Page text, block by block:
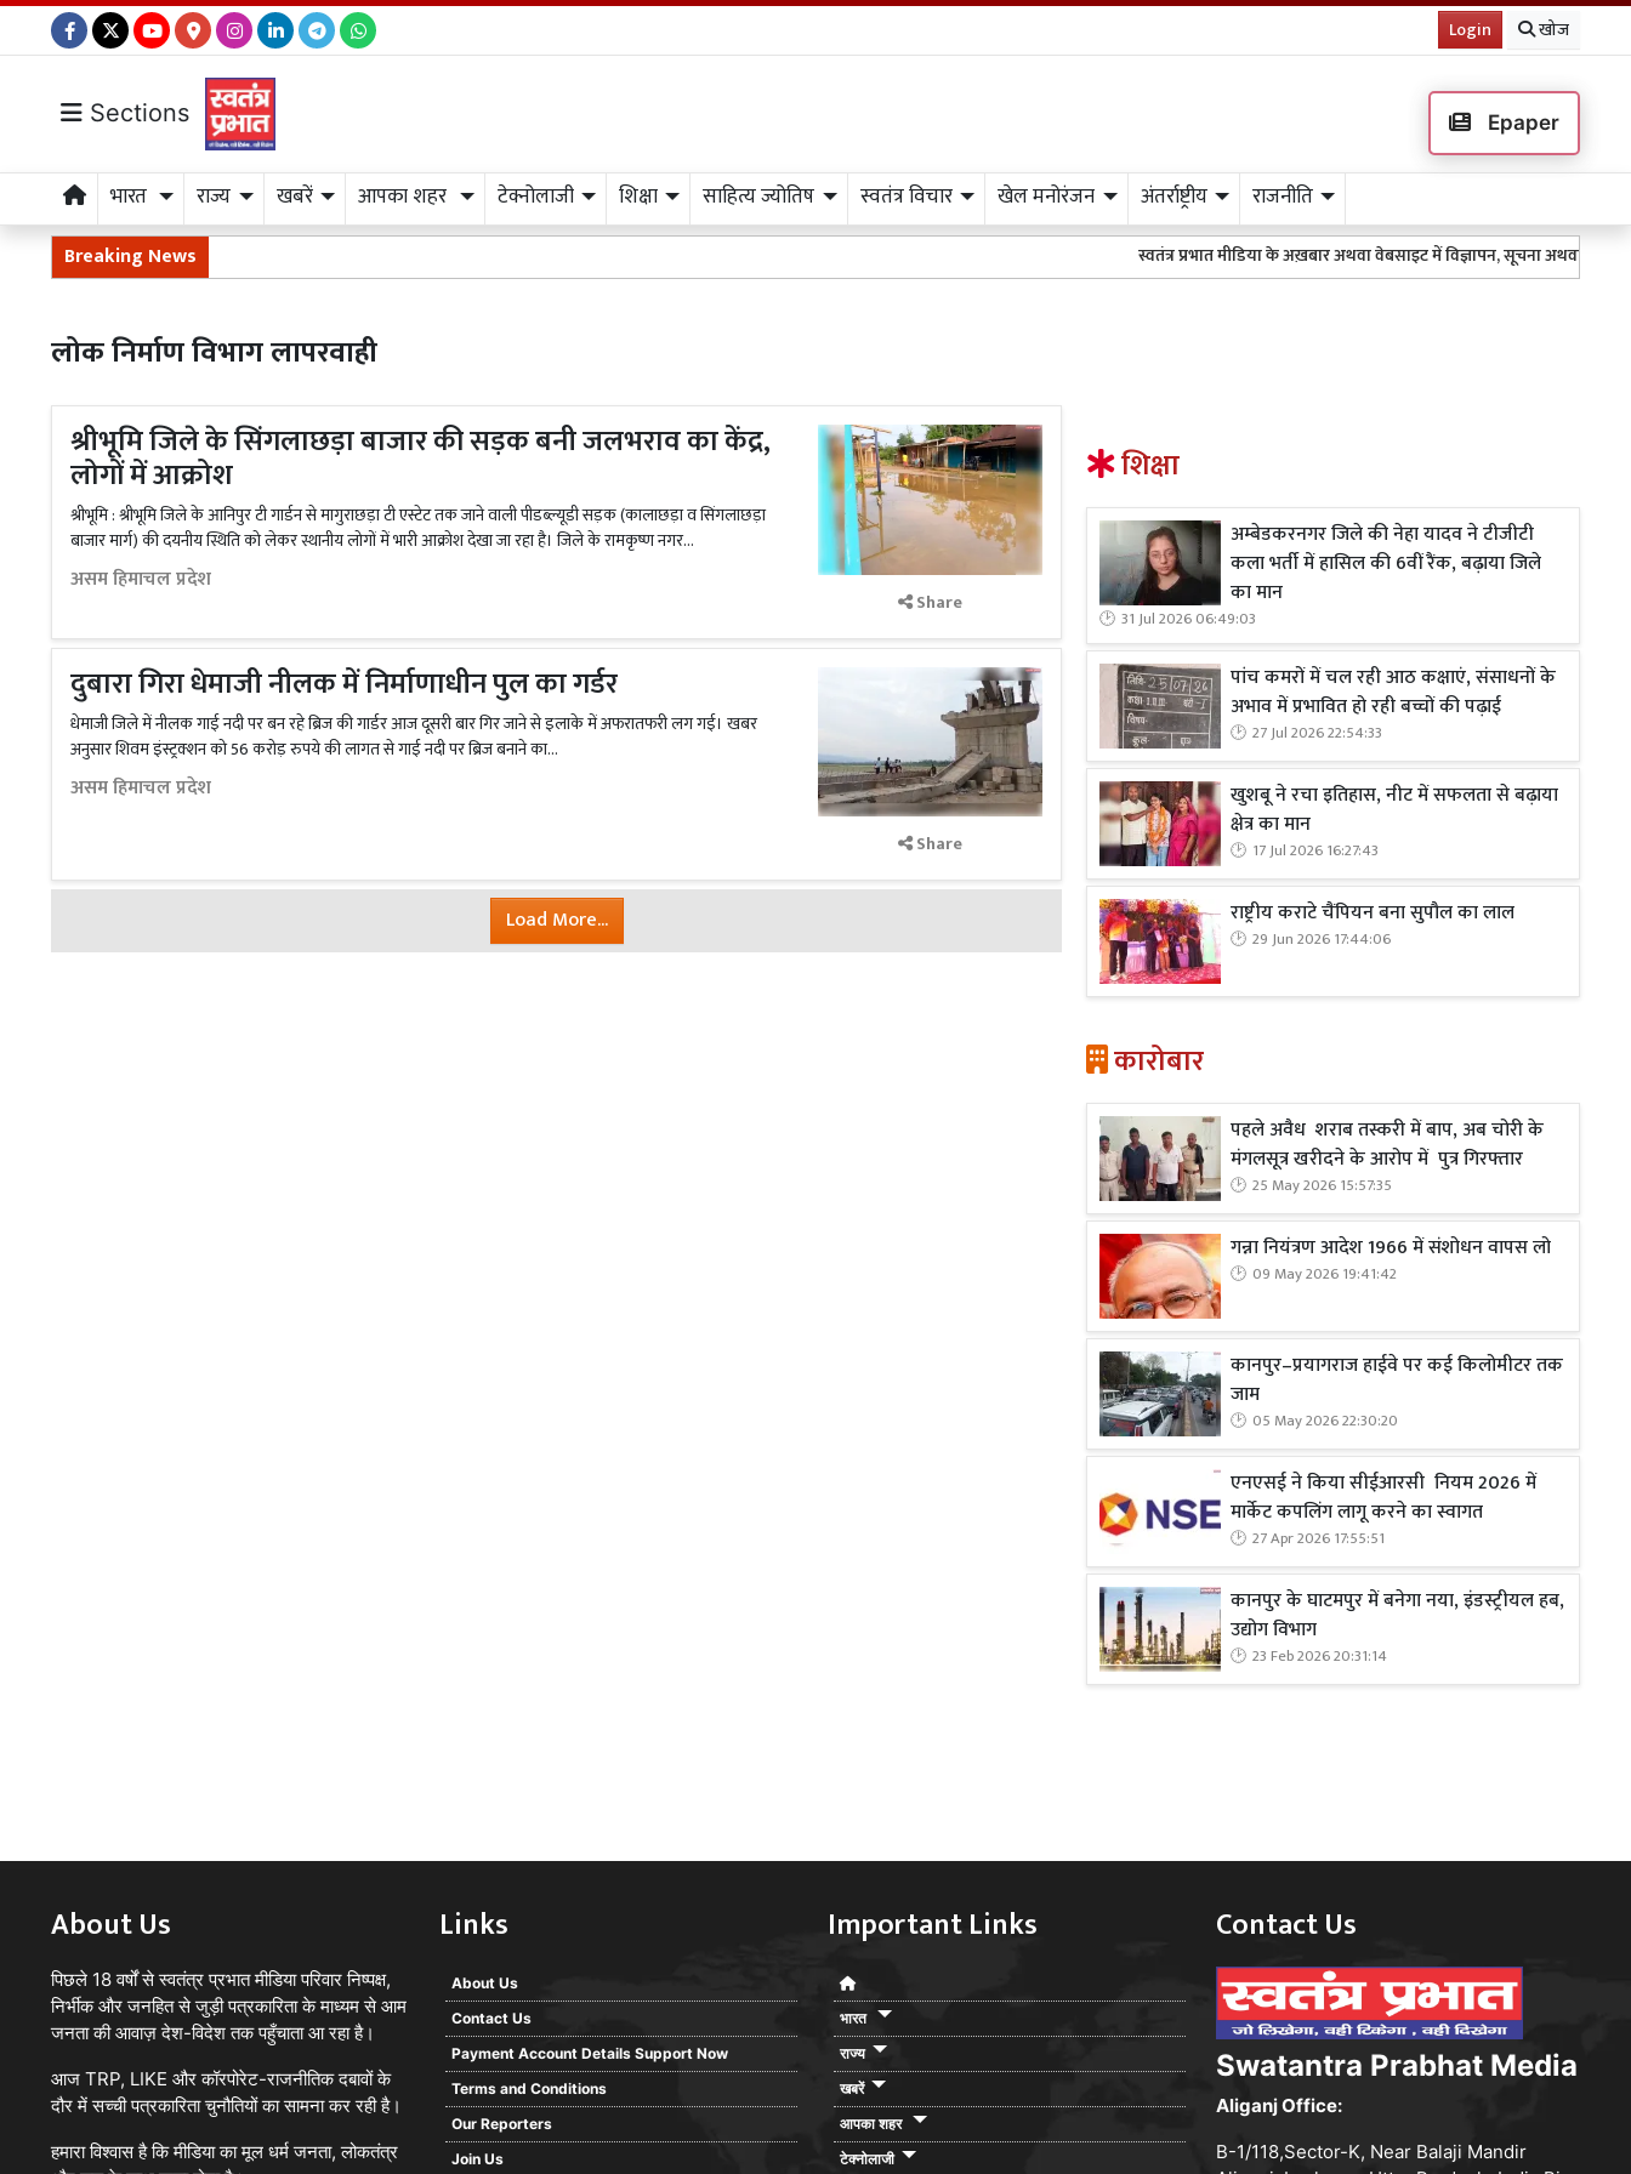
Login खोज
Sections Epaper
भारत राज्य खबरें आपका शहर टेक्नोलाजी शिक्षा साहित्य ज्योतिष स्वतंत्र विचार खेल मनोरंजन अंतर्राष्ट्रीय राजनीति
Breaking News स्वतंत्र प्रभात मीडिया के अख़बार अथवा वेबसाइट में विज्ञापन, सूचना अथवा किसी भी
लोक निर्माण विभाग लापरवाही
श्रीभूमि जिले के सिंगलाछड़ा बाजार की सड़क बनी जलभराव का केंद्र,
लोगों में आक्रोश
श्रीभूमि : श्रीभूमि जिले के आनिपुर टी गार्डन से मागुराछड़ा टी एस्टेट तक जाने वाली पीडब्ल्यूडी सड़क (कालाछड़ा व सिंगलाछड़ा
बाजार मार्ग) की दयनीय स्थिति को लेकर स्थानीय लोगों में भारी आक्रोश देखा जा रहा है। जिले के रामकृष्ण नगर...
असम हिमाचल प्रदेश
Share
दुबारा गिरा धेमाजी नीलक में निर्माणाधीन पुल का गर्डर
धेमाजी जिले में नीलक गाई नदी पर बन रहे ब्रिज की गार्डर आज दूसरी बार गिर जाने से इलाके में अफरातफरी लग गई। खबर
अनुसार शिवम इंस्ट्रक्शन को 56 करोड़ रुपये की लागत से गाई नदी पर ब्रिज बनाने का...
असम हिमाचल प्रदेश
Share
Load More...
शिक्षा
अम्बेडकरनगर जिले की नेहा यादव ने टीजीटी
कला भर्ती में हासिल की 6वीं रैंक, बढ़ाया जिले
का मान
31 Jul 2026 06:49:03
पांच कमरों में चल रही आठ कक्षाएं, संसाधनों के
अभाव में प्रभावित हो रही बच्चों की पढ़ाई
27 Jul 2026 22:54:33
खुशबू ने रचा इतिहास, नीट में सफलता से बढ़ाया
क्षेत्र का मान
17 Jul 2026 16:27:43
राष्ट्रीय कराटे चैंपियन बना सुपौल का लाल
29 Jun 2026 17:44:06
कारोबार
पहले अवैध शराब तस्करी में बाप, अब चोरी के
मंगलसूत्र खरीदने के आरोप में पुत्र गिरफ्तार
25 May 2026 15:57:35
गन्ना नियंत्रण आदेश 1966 में संशोधन वापस लो
09 May 2026 19:41:42
कानपुर–प्रयागराज हाईवे पर कई किलोमीटर तक
जाम
05 May 2026 22:30:20
एनएसई ने किया सीईआरसी नियम 2026 में
मार्केट कपलिंग लागू करने का स्वागत
27 Apr 2026 17:55:51
कानपुर के घाटमपुर में बनेगा नया, इंडस्ट्रीयल हब,
उद्योग विभाग
23 Feb 2026 20:31:14
About Us
पिछले 18 वर्षों से स्वतंत्र प्रभात मीडिया परिवार निष्पक्ष,
निर्भीक और जनहित से जुड़ी पत्रकारिता के माध्यम से आम
जनता की आवाज़ देश-विदेश तक पहुँचाता आ रहा है।
आज TRP, LIKE और कॉरपोरेट-राजनीतिक दबावों के
दौर में सच्ची पत्रकारिता चुनौतियों का सामना कर रही है।
हमारा विश्वास है कि मीडिया का मूल धर्म जनता, लोकतंत्र
Links
About Us
Contact Us
Payment Account Details Support Now
Terms and Conditions
Our Reporters
Join Us
Important Links
भारत
राज्य
खबरें
आपका शहर
टेक्नोलाजी
Contact Us
Swatantra Prabhat Media
Aliganj Office:
B-1/118,Sector-K, Near Balaji Mandir